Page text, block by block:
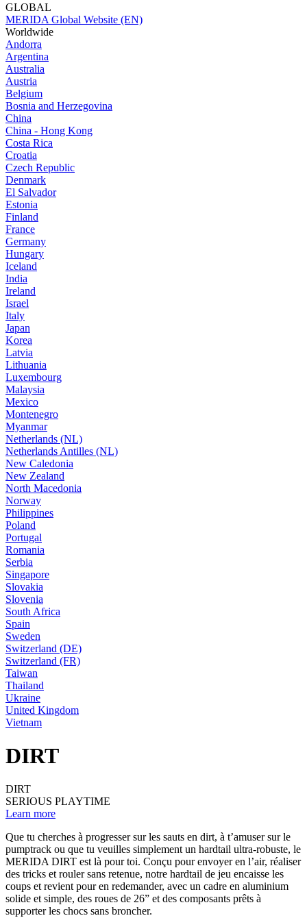
GLOBAL
MERIDA Global Website (EN)
Worldwide
Andorra
Argentina
Australia
Austria
Belgium
Bosnia and Herzegovina
China
China - Hong Kong
Costa Rica
Croatia
Czech Republic
Denmark
El Salvador
Estonia
Finland
France
Germany
Hungary
Iceland
India
Ireland
Israel
Italy
Japan
Korea
Latvia
Lithuania
Luxembourg
Malaysia
Mexico
Montenegro
Myanmar
Netherlands (NL)
Netherlands Antilles (NL)
New Caledonia
New Zealand
North Macedonia
Norway
Philippines
Poland
Portugal
Romania
Serbia
Singapore
Slovakia
Slovenia
South Africa
Spain
Sweden
Switzerland (DE)
Switzerland (FR)
Taiwan
Thailand
Ukraine
United Kingdom
Vietnam
DIRT
DIRT
SERIOUS PLAYTIME
Learn more
Que tu cherches à progresser sur les sauts en dirt, à t’amuser sur le
pumptrack ou que tu veuilles simplement un hardtail ultra-robuste, le
MERIDA DIRT est là pour toi. Conçu pour envoyer en l’air, réaliser
des tricks et rouler sans retenue, notre hardtail de jeu encaisse les
coups et revient pour en redemander, avec un cadre en aluminium
solide et simple, des roues de 26” et des composants prêts à
supporter les chocs sans broncher.